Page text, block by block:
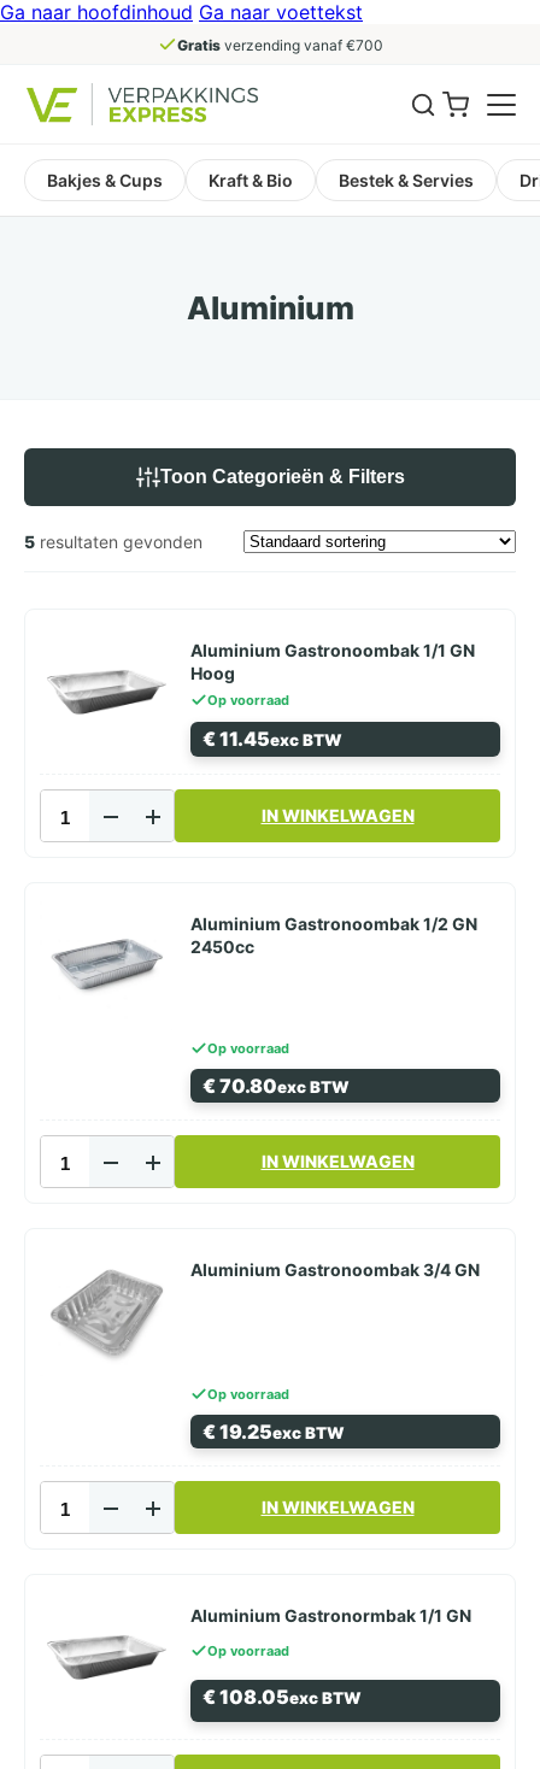
Ga naar hoofdinhoud Ga naar voettekst
Gratisverzending vanaf €700
Bakjes & Cups Kraft & Bio Bestek & Servies
Aluminium
Toon Categorieën & Filters
5 resultaten gevonden
Aluminium Gastronoombak 1/1 GN
Hoog
Op voorraad
€11.45exc BTW
Gastronoombak
1/1
IN WINKELWAGEN
Aluminium Gastronoombak 1/2 GN
2450cc
Op voorraad
€70.80exc BTW
Gastronoombak
1/2
IN WINKELWAGEN
Aluminium Gastronoombak 3/4 GN
Op voorraad
€19.25exc BTW
Gastronoombak
3/4
IN WINKELWAGEN
Aluminium Gastronormbak 1/1 GN
Op voorraad
€108.05exc BTW